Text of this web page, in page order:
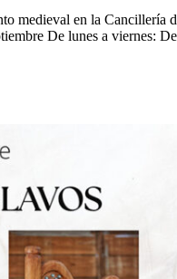
medieval en la Cancillería
De lunes a viernes: De